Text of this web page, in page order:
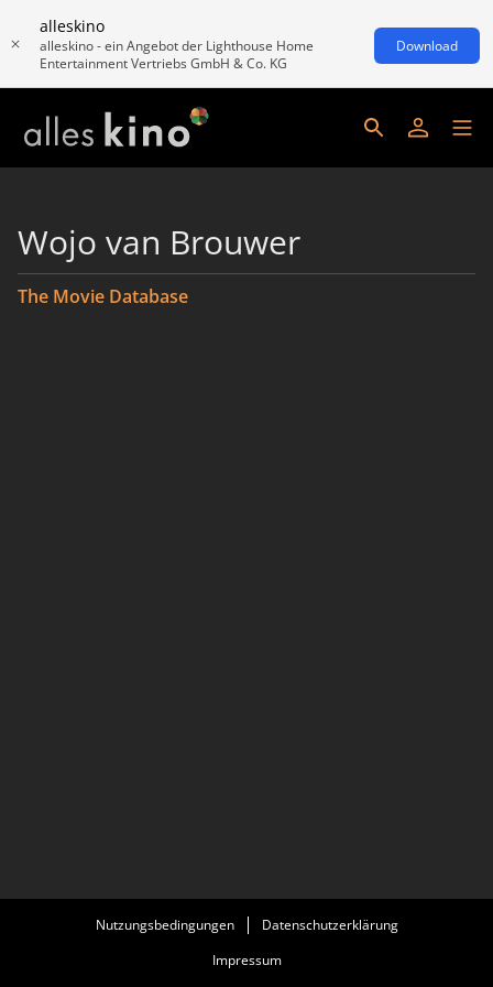
alleskino
alleskino - ein Angebot der Lighthouse Home
Entertainment Vertriebs GmbH & Co. KG
Download
Wojo van Brouwer
The Movie Database
Nutzungsbedingungen
Datenschutzerklärung
Impressum